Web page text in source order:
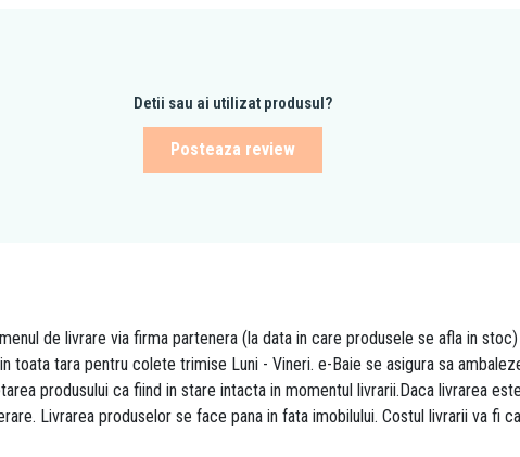
Detii sau ai utilizat produsul?
Posteaza review
de livrare via firma partenera (la data in care produsele se afla in
tara pentru colete trimise Luni - Vineri. e-Baie se asigura sa
produsului ca fiind in stare intacta in momentul livrarii.Daca livrarea
Livrarea produselor se face pana in fata imobilului. Costul livrarii va fi